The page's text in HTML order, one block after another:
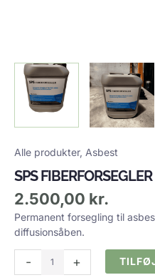
Alle produkter, Asbest
SPS FIBERFORSEGLER
2.500,00 kr.
Permanent forsegling til
diffusionsåben.
- +